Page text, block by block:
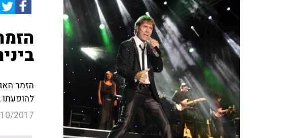
הזמר
2017